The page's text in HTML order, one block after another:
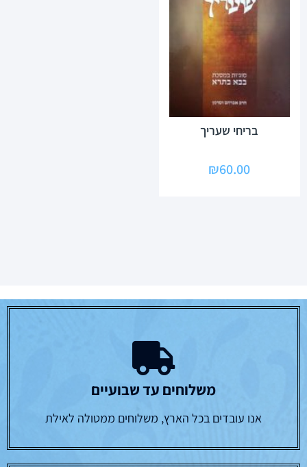
בריחי שעריך
₪60.00
משלוחים עד שבועיים
אנו עובדים בכל הארץ, משלוחים ממטולה לאילת